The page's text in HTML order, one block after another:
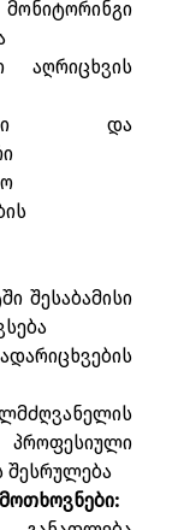
აღრიცხვის
და
შესაბამისი
შესრულება